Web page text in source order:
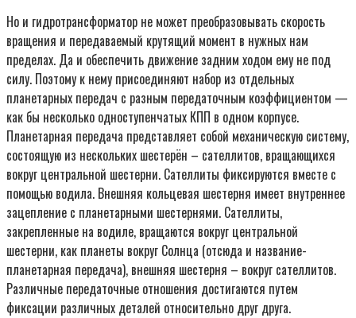
Но и гидротрансформатор не может преобразовывать скорость
вращения и передаваемый крутящий момент в нужных нам
пределах. Да и обеспечить движение задним ходом ему не под
силу. Поэтому к нему присоединяют набор из отдельных
планетарных передач с разным передаточным коэффициентом —
как бы несколько одноступенчатых КПП в одном корпусе.
Планетарная передача представляет собой механическую систему,
состоящую из нескольких шестерён – сателлитов, вращающихся
вокруг центральной шестерни. Сателлиты фиксируются вместе с
помощью водила. Внешняя кольцевая шестерня имеет внутреннее
зацепление с планетарными шестернями. Сателлиты,
закрепленные на водиле, вращаются вокруг центральной
шестерни, как планеты вокруг Солнца (отсюда и название-
планетарная передача), внешняя шестерня – вокруг сателлитов.
Различные передаточные отношения достигаются путем
фиксации различных деталей относительно друг друга.